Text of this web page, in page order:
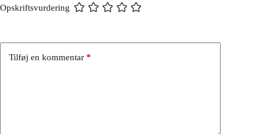
Opskriftsvurdering
Tilføj en kommentar *